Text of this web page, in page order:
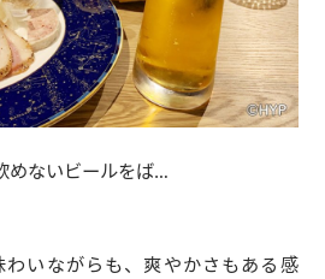
めないビールをば…
いながらも、爽やかさもある感